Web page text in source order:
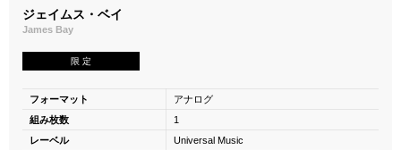
ジェイムス・ベイ
James Bay
限 定
フォーマット
アナログ
組み枚数
1
レーベル
Universal Music